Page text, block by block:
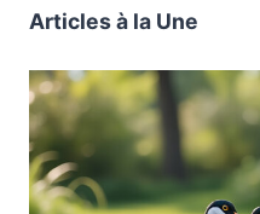
Articles à la Une